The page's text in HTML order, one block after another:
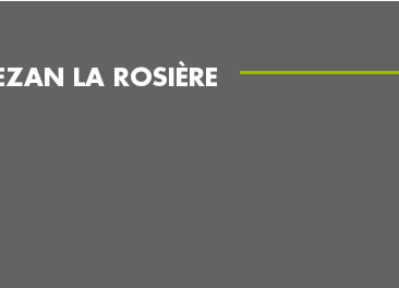
LA ROSIÈRE